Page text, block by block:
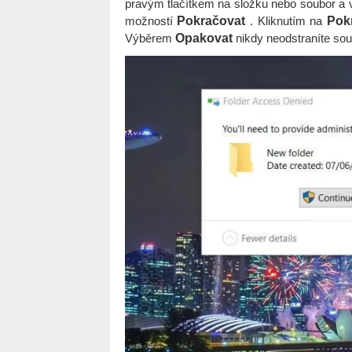
pravým tlačítkem na složku nebo soubor a
možností Pokračovat . Kliknutím na
Výběrem Opakovatnikdy neodstraníte